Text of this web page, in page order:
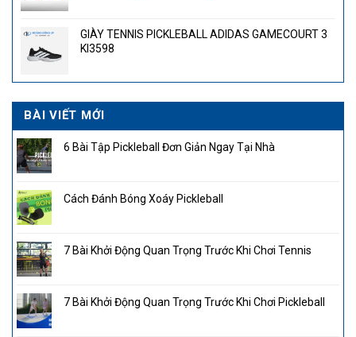
4.300.000₫.là:
GIÀY TENNIS PICKLEBALL ADIDAS GAMECOURT 3
KI3598
BÀI VIẾT MỚI
6 Bài Tập Pickleball Đơn Giản Ngay Tại Nhà
Cách Đánh Bóng Xoáy Pickleball
7 Bài Khởi Động Quan Trọng Trước Khi Chơi Tennis
7 Bài Khởi Động Quan Trọng Trước Khi Chơi Pickleball